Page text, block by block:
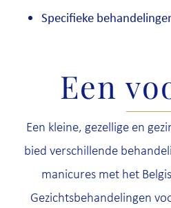
Specifieke
Een
Een kleine, gezellige en
bied verschillende
manicures met het
Gezichtsbehandelingen